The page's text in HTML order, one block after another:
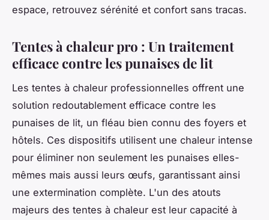
espace, retrouvez sérénité et confort sans tracas.
Tentes à chaleur pro : Un traitement
efficace contre les punaises de lit
Les tentes à chaleur professionnelles offrent une
solution redoutablement efficace contre les
punaises de lit, un fléau bien connu des foyers et
hôtels. Ces dispositifs utilisent une chaleur intense
pour éliminer non seulement les punaises elles-
mêmes mais aussi leurs œufs, garantissant ainsi
une extermination complète. L'un des atouts
majeurs des tentes à chaleur est leur capacité à